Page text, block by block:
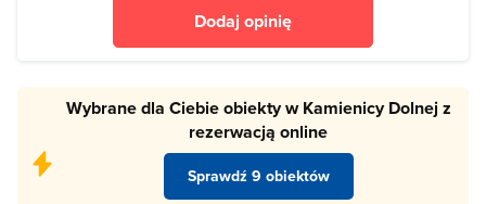
Dodaj opinię
Wybrane dla Ciebie obiekty w Kamienicy Dolnej z
rezerwacją online
Sprawdź 9 obiektów